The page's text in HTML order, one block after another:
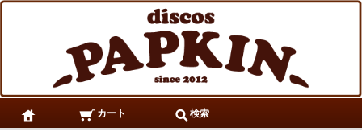
カート 検索